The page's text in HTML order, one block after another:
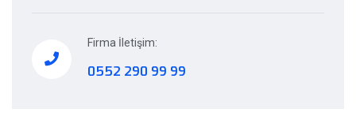
Firma İletişim:
0552 290 99 99